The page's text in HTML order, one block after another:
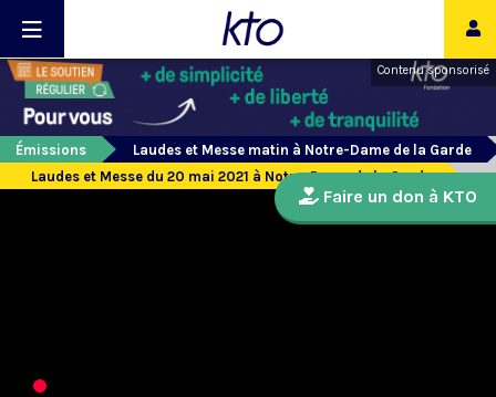
Contenu sponsorisé
Émissions
Laudes et Messe matin à Notre-Dame de la Garde
Laudes et Messe du 20 mai 2021 à Notre-Dame de la Garde
Faire un don à KTO